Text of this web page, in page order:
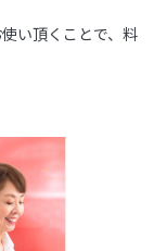
い頂くことで、料